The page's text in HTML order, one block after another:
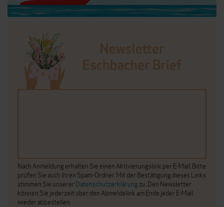
Nach Anmeldung erhalten Sie einen Aktivierungslink per E-Mail. Bitte
prüfen Sie auch Ihren Spam-Ordner. Mit der Bestätigung dieses Links
stimmen Sie unserer Datenschutzerklärungzu. Den Newsletter
können Sie jederzeit über den Abmeldelink am Ende jeder E-Mail
wieder abbestellen.